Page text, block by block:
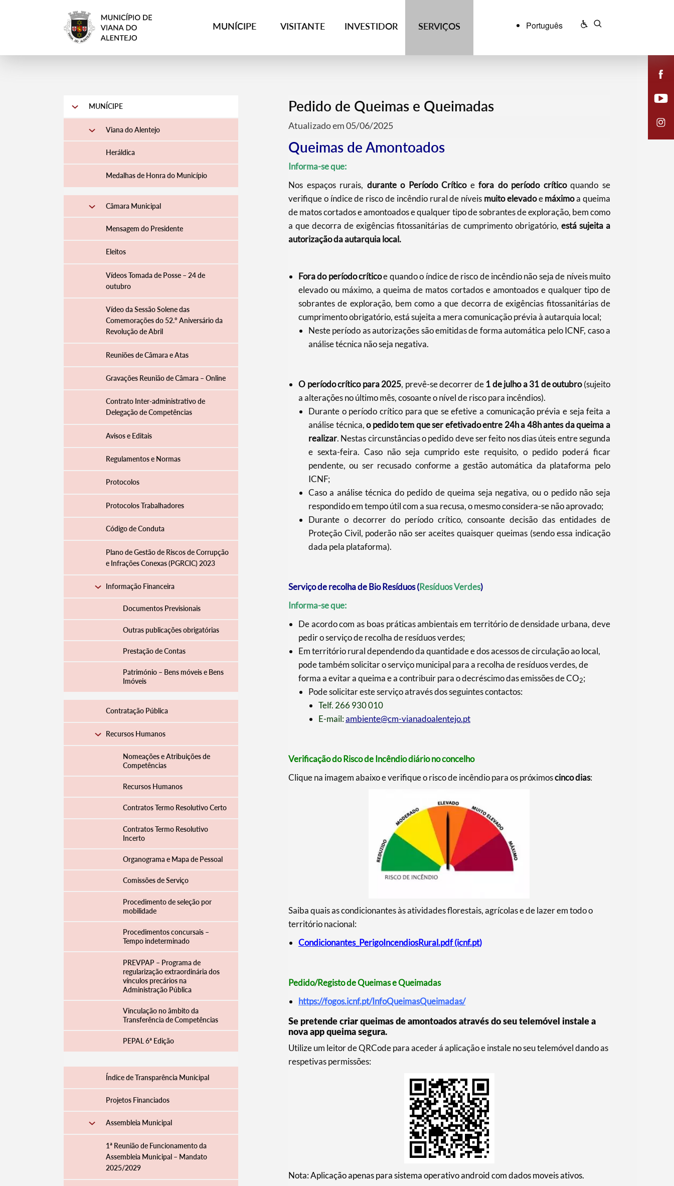
MUNÍCIPE VISITANTE INVESTIDOR SERVIÇOS Português
Termo de Pesquisa
Categorias gerais
Filtros
MUNÍCIPE
Viana do Alentejo
Heráldica
Medalhas de Honra do Município
Câmara Municipal
Mensagem do Presidente
Eleitos
Vídeos Tomada de Posse – 24 de
outubro
Vídeo da Sessão Solene das
Comemorações do 52.º Aniversário da
Revolução de Abril
Reuniões de Câmara e Atas
Gravações Reunião de Câmara – Online
Contrato Inter-administrativo de
Delegação de Competências
Avisos e Editais
Regulamentos e Normas
Protocolos
Protocolos Trabalhadores
Código de Conduta
Plano de Gestão de Riscos de Corrupção
e Infrações Conexas (PGRCIC) 2023
Informação Financeira
Documentos Previsionais
Outras publicações obrigatórias
Prestação de Contas
Património – Bens móveis e Bens
Imóveis
Contratação Pública
Recursos Humanos
Nomeações e Atribuições de
Competências
Recursos Humanos
Contratos Termo Resolutivo Certo
Contratos Termo Resolutivo
Incerto
Organograma e Mapa de Pessoal
Comissões de Serviço
Procedimento de seleção por
mobilidade
Procedimentos concursais –
Tempo indeterminado
PREVPAP – Programa de
regularização extraordinária dos
vínculos precários na
Administração Pública
Vinculação no âmbito da
Transferência de Competências
PEPAL 6ª Edição
Índice de Transparência Municipal
Projetos Financiados
Assembleia Municipal
1ª Reunião de Funcionamento da
Assembleia Municipal – Mandato
2025/2029
Pedido de Queimas e Queimadas
Atualizado em 05/06/2025
Queimas de Amontoados
Informa-se que:
Nos espaços rurais, durante o Período Críticoefora do período críticoquando se
verifique o índice de risco de incêndio rural de níveis muito elevadoemáximoa queima
de matos cortados e amontoados e qualquer tipo de sobrantes de exploração, bem como
a que decorra de exigências fitossanitárias de cumprimento obrigatório, está sujeita a
autorização da autarquia local.
Fora do período críticoe quando o índice de risco de incêndio não seja de níveis muito
elevado ou máximo, a queima de matos cortados e amontoados e qualquer tipo de
sobrantes de exploração, bem como a que decorra de exigências fitossanitárias de
cumprimento obrigatório, está sujeita a mera comunicação prévia à autarquia local;
Neste período as autorizações são emitidas de forma automática pelo ICNF, caso a
análise técnica não seja negativa.
O período crítico para 2025, prevê-se decorrer de1 de julho a 31 de outubro(sujeito
a alterações no último mês, cosoante o nível de risco para incêndios).
Durante o período crítico para que se efetive a comunicação prévia e seja feita a
análise técnica,o pedido tem que ser efetivado entre 24h a 48h antes da queima a
realizar. Nestas circunstâncias o pedido deve ser feito nos dias úteis entre segunda
e sexta-feira. Caso não seja cumprido este requisito, o pedido poderá ficar
pendente, ou ser recusado conforme a gestão automática da plataforma pelo
ICNF;
Caso a análise técnica do pedido de queima seja negativa, ou o pedido não seja
respondido em tempo útil com a sua recusa, o mesmo considera-se não aprovado;
Durante o decorrer do período crítico, consoante decisão das entidades de
Proteção Civil, poderão não ser aceites quaisquer queimas (sendo essa indicação
dada pela plataforma).
Serviço de recolha de Bio Resíduos (Resíduos Verdes)
Informa-se que:
De acordo com as boas práticas ambientais em território de densidade urbana, deve
pedir o serviço de recolha de resíduos verdes;
Em território rural dependendo da quantidade e dos acessos de circulação ao local,
pode também solicitar o serviço municipal para a recolha de resíduos verdes, de
forma a evitar a queima e a contribuir para o decréscimo das emissões de CO2;
Pode solicitar este serviço através dos seguintes contactos:
Telf. 266 930 010
E-mail:ambiente@cm-vianadoalentejo.pt
Verificação do Risco de Incêndio diário no concelho
Clique na imagem abaixo e verifique o risco de incêndio para os próximoscinco dias:
Saiba quais as condicionantes às atividades florestais, agrícolas e de lazer em todo o
território nacional:
Condicionantes_PerigoIncendiosRural.pdf (icnf.pt)
Pedido/Registo de Queimas e Queimadas
https://fogos.icnf.pt/InfoQueimasQueimadas/
Se pretende criar queimas de amontoados através do seu telemóvel instale a
nova app queima segura.
Utilize um leitor de QRCode para aceder á aplicação e instale no seu telemóvel dando as
respetivas permissões:
Nota: Aplicação apenas para sistema operativo android com dados moveis ativos.